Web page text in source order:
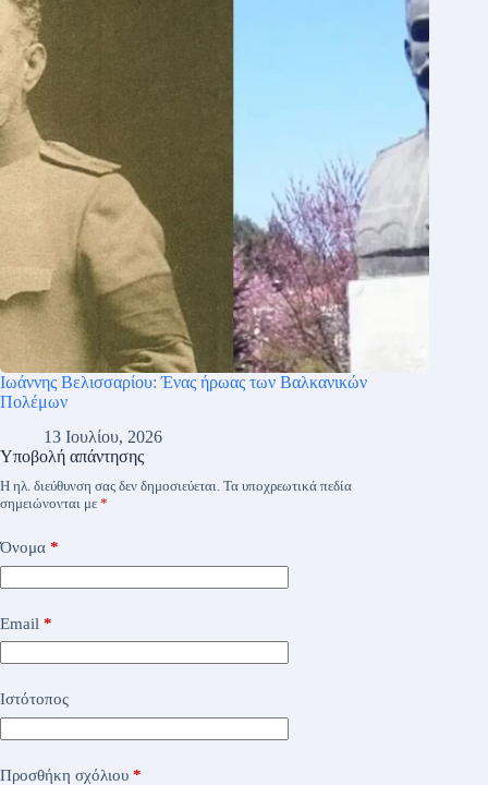
Ιωάννης Βελισσαρίου: Ένας ήρωας των Βαλκανικών
Πολέμων
13 Ιουλίου, 2026
Υποβολή απάντησης
Η ηλ. διεύθυνση σας δεν δημοσιεύεται. Τα υποχρεωτικά πεδία
σημειώνονται με *
Όνομα *
Email *
Ιστότοπος
Προσθήκη σχόλιου *